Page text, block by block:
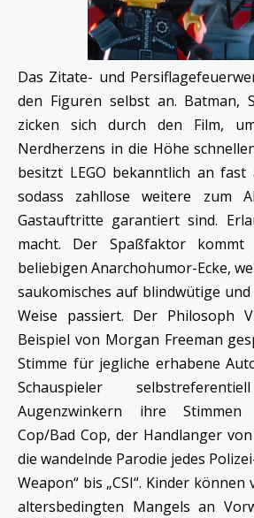
Das Zitate- und
den Figuren selbst an. Batman,
zicken sich durch den Film,
Nerdherzens in die Höhe
besitzt LEGO bekanntlich an
sodass zahllose weitere zum
Gastauftritte garantiert sind.
macht. Der Spaßfaktor
beliebigen Anarchohumor-Ecke,
saukomisches auf blindwütige
Weise passiert. Der Philosoph
Beispiel von Morgan Freeman
Stimme für jegliche erhabene
Schauspieler
Augenzwinkern ihre Stimmen
Cop/Bad Cop, der Handlanger
die wandelnde Parodie jedes
Weapon“ bis „CSI“. Kinder
altersbedingten Mangels an